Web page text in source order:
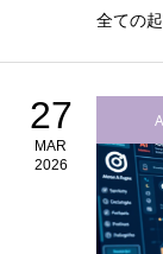
全ての
27
MAR
2026